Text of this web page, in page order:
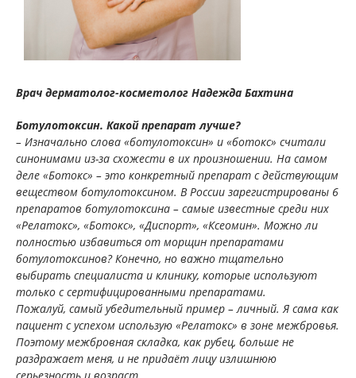
Врач дерматолог-косметолог Надежда Бахтина
Ботулотоксин. Какой препарат лучше?
– Изначально слова «ботулотоксин» и «ботокс» считали
синонимами из-за схожести в их произношении. На самом
деле «Ботокс» – это конкретный препарат с действующим
веществом ботулотоксином. В России зарегистрированы 6
препаратов ботулотоксина – самые известные среди них
«Релатокс», «Ботокс», «Диспорт», «Ксеомин». Можно ли
полностью избавиться от морщин препаратами
ботулотоксинов? Конечно, но важно тщательно
выбирать специалиста и клинику, которые используют
только с сертифицированными препаратами.
Пожалуй, самый убедительный пример –личный. Я сама как
пациент с успехом использую «Релатокс» в зоне межбровья.
Поэтому межбровная складка, как рубец, больше не
раздражает меня, и не придаёт лицу излишнюю